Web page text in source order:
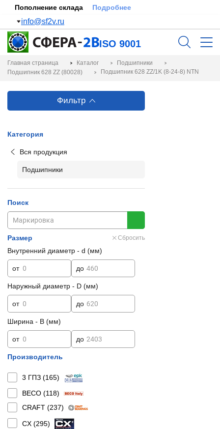
Пополнение склада Подробнее
info@sf2v.ru
ISO 9001
Главная страница Каталог
Подшипники
Подшипник 628 ZZ (80028)
Подшипник 628 ZZ/1K (8-24-8) NTN
Фильтр
Категория
Вся продукция
Подшипники
Поиск
Размер Сбросить
Внутренний диаметр - d (мм)
от до
Наружный диаметр - D (мм)
от до
Ширина - B (мм)
от до
Производитель
3 ГПЗ (165)
BECO (118)
CRAFT (237)
CX (295)